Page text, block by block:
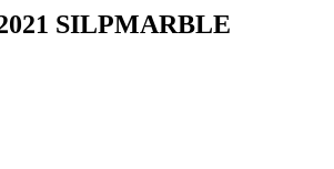
SILPMARBLE